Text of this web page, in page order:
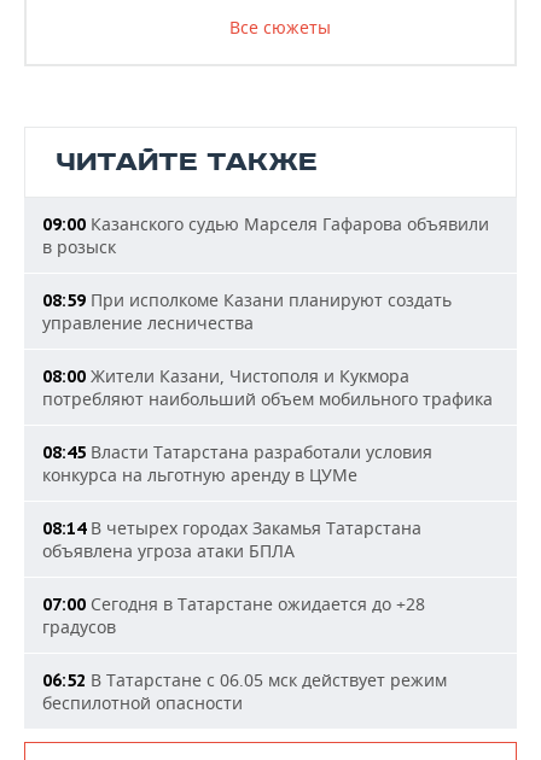
Все сюжеты
ЧИТАЙТЕ ТАКЖЕ
09:00 Казанского судью Марселя Гафарова объявили
в розыск
08:59 При исполкоме Казани планируют создать
управление лесничества
08:00 Жители Казани, Чистополя и Кукмора
потребляют наибольший объем мобильного трафика
08:45 Власти Татарстана разработали условия
конкурса на льготную аренду в ЦУМе
08:14В четырех городах Закамья Татарстана
объявлена угроза атаки БПЛА
07:00 Сегодня в Татарстане ожидается до +28
градусов
06:52 В Татарстане с 06.05 мск действует режим
беспилотной опасности